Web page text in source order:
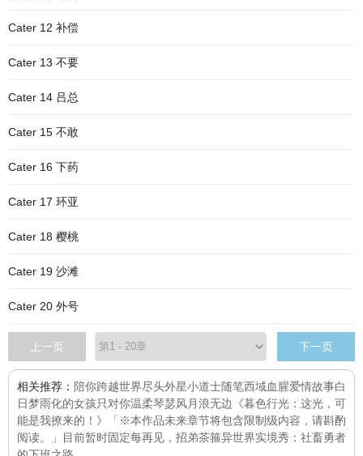
Cater 12 补偿
Cater 13 不要
Cater 14 吕总
Cater 15 不敢
Cater 16 下药
Cater 17 环亚
Cater 18 樱桃
Cater 19 沙滩
Cater 20 外号
上一页 下一页
相关推荐： 陪你跨越世界尽头外星小道士随笔西域血腥爱情故事白
日梦雨化的女孩只对你温柔琴瑟风月浪无边
《暮色行光：这光，可
能是我撩来的！》「※本作品未来章节将包含限制级内容，请斟酌
阅读。」目前暂时固定每再见，招弟茶箍异世界实境秀：社畜勇者